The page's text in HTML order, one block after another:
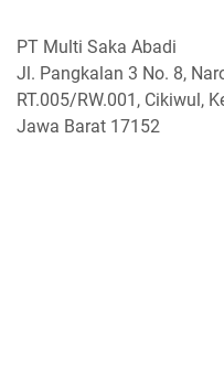
PT Multi Saka Abadi
Jl. Pangkalan 3 No. 8,
RT.005/RW.001, Cikiwul,
Jawa Barat 17152